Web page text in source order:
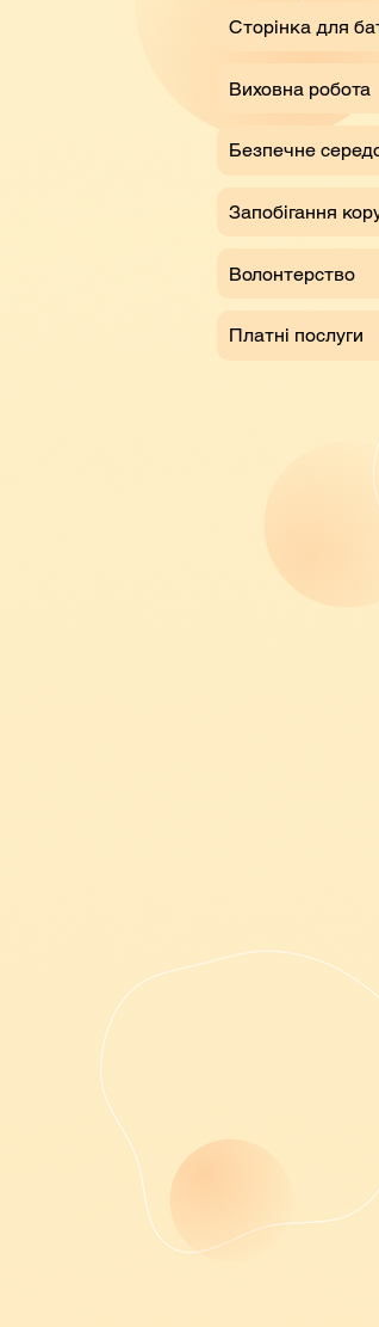
Сторінка для
Виховна робота
Безпечне
Запобігання
Волонтерство
Платні послуги